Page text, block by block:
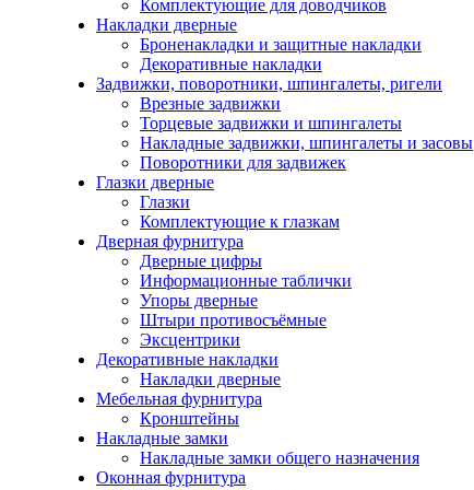
Комплектующие для доводчиков
Накладки дверные
Броненакладки и защитные накладки
Декоративные накладки
Задвижки, поворотники, шпингалеты, ригели
Врезные задвижки
Торцевые задвижки и шпингалеты
Накладные задвижки, шпингалеты и засовы
Поворотники для задвижек
Глазки дверные
Глазки
Комплектующие к глазкам
Дверная фурнитура
Дверные цифры
Информационные таблички
Упоры дверные
Штыри противосъёмные
Эксцентрики
Декоративные накладки
Накладки дверные
Мебельная фурнитура
Кронштейны
Накладные замки
Накладные замки общего назначения
Оконная фурнитура